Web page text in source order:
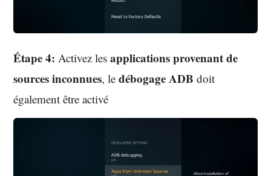
Étape 4: Activez lesapplications provenant de
sources inconnues, ledébogage ADB doit
également être activé